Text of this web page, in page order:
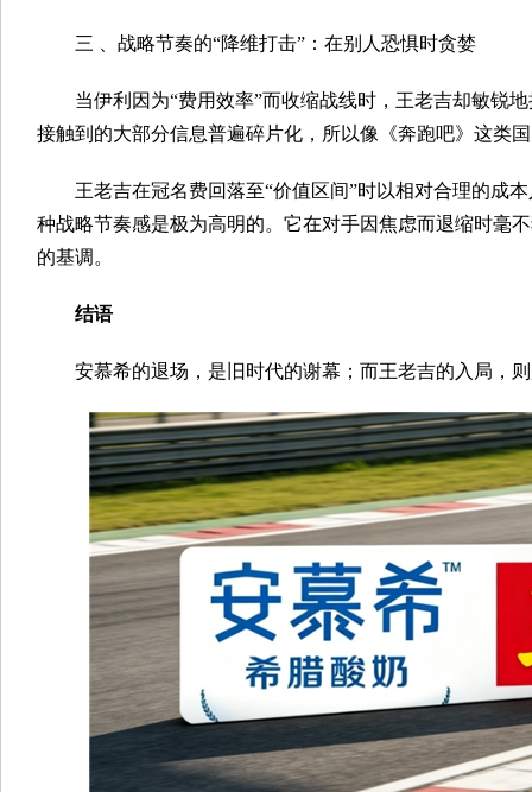
三 、战略节奏的“降维打击”：在别人恐惧时贪婪
当伊利因为“费用效率”而收缩战线时，王老吉却敏锐
接触到的大部分信息普遍碎片化，所以像《奔跑吧》这类
王老吉在冠名费回落至“价值区间”时以相对合理的成
种战略节奏感是极为高明的。它在对手因焦虑而退缩时毫
的基调。
结语
安慕希的退场，是旧时代的谢幕；而王老吉的入局，